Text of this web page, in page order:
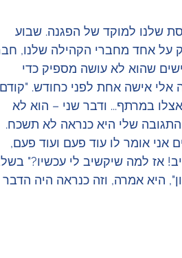
שלנו למוקד של הפגנה. שבוע
על אחד מחברי הקהילה שלנו,
שהוא לא עושה מספיק כדי
אלי אישה אחת לפני כחודש.
במרתף... ודבר שני – הוא לא
שלי היא כנראה לא תשכח.
מעל כל ספק שהוא לא יקשיב לי", פתחתי, "כבר 5 שנים אני אומר לו עוד פעם ועוד פעם,
אז למה שיקשיב לי עכשיו?"
היא אמרה, וזה כנראה היה הדבר